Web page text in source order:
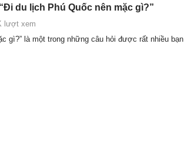
du lịch Phú Quốc nên mặc gì?”
lượt xem
gì?” là một trong những câu hỏi được rất nhiều bạn